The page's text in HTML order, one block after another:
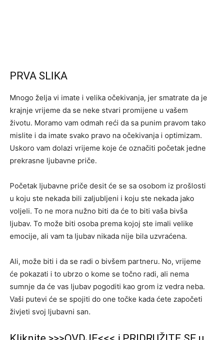
PRVA SLIKA
Mnogo želja vi imate i velika očekivanja, jer smatrate da je
krajnje vrijeme da se neke stvari promijene u vašem
životu. Moramo vam odmah reći da sa punim pravom tako
mislite i da imate svako pravo na očekivanja i optimizam.
Uskoro vam dolazi vrijeme koje će označiti početak jedne
prekrasne ljubavne priče.
Početak ljubavne priče desit će se sa osobom iz prošlosti
u koju ste nekada bili zaljubljeni i koju ste nekada jako
voljeli. To ne mora nužno biti da će to biti vaša bivša
ljubav. To može biti osoba prema kojoj ste imali velike
emocije, ali vam ta ljubav nikada nije bila uzvraćena.
Ali, može biti i da se radi o bivšem partneru. No, vrijeme
će pokazati i to ubrzo o kome se točno radi, ali nema
sumnje da će vas ljubav pogoditi kao grom iz vedra neba.
Vaši putevi će se spojiti do one točke kada ćete započeti
živjeti svoj ljubavni san.